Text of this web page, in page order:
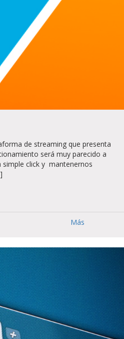
de streaming que presenta
será muy parecido a
simple click y mantenernos
Más